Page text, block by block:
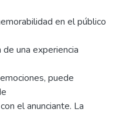
en el público
una experiencia
puede
el anunciante. La